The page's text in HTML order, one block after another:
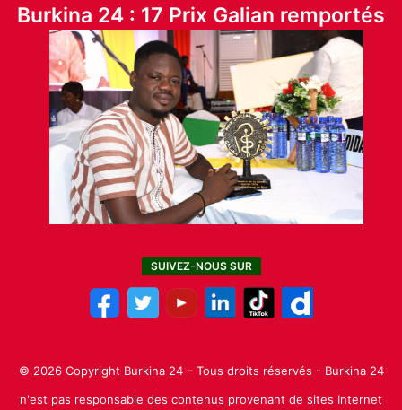
Burkina 24 : 17 Prix Galian remportés
SUIVEZ-NOUS SUR
© 2026 Copyright Burkina 24 – Tous droits réservés - Burkina 24
n'est pas responsable des contenus provenant de sites Internet